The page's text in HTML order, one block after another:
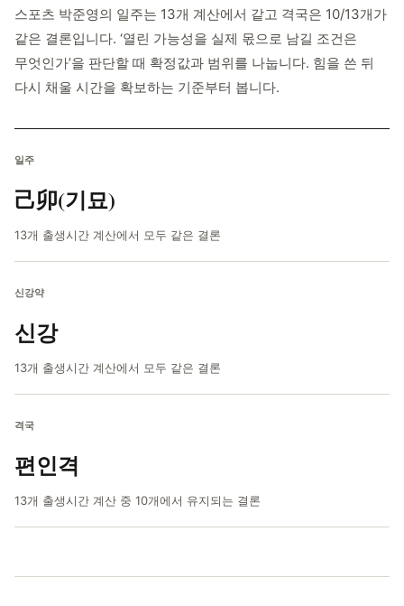
스포츠 박준영의 일주는 13개 계산에서 같고 격국은 10/13개가
같은 결론입니다. ‘열린 가능성을 실제 몫으로 남길 조건은
무엇인가’을 판단할 때 확정값과 범위를 나눕니다. 힘을 쓴 뒤
다시 채울 시간을 확보하는 기준부터 봅니다.
일주
己卯(기묘)
13개 출생시간 계산에서 모두 같은 결론
신강약
신강
13개 출생시간 계산에서 모두 같은 결론
격국
편인격
13개 출생시간 계산 중 10개에서 유지되는 결론